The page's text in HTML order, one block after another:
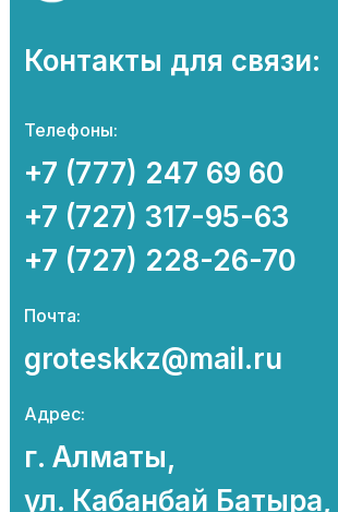
Контакты для связи:
+7 (777) 247 69 60
+7 (727) 317-95-63
+7 (727) 228-26-70
Телефоны:
groteskkz@mail.ru
Почта:
г. Алматы,
ул. Кабанбай Батыра,
Адрес: